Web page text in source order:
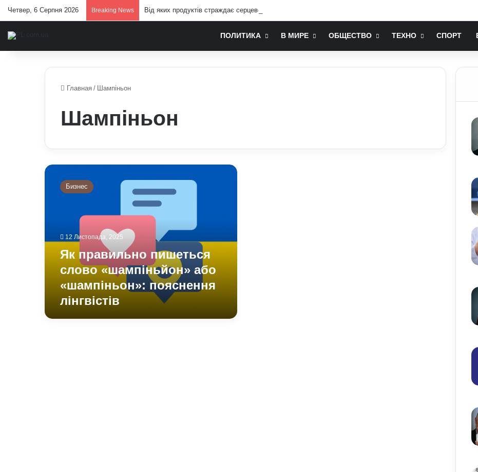
Четвер, 6 Серпня 2026 Breaking News Від яких продуктів страждає серцево-судинна система: попередження лікарів
ПОЛИТИКА В МИРЕ ОБЩЕСТВО ТЕХНО СПОРТ
Главная / Шампіньон
Шампіньон
Як
правильно
пишеться
«шампіньон»:
лінгвістів
Бизнес
12 Листопада, 2025
Як правильно пишеться
слово «шампіньйон» або
«шампіньон»: пояснення
лінгвістів